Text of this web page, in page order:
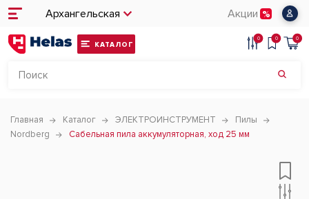
Архангельская Акции
КАТАЛОГ
0 0 0
Главная Каталог ЭЛЕКТРОИНСТРУМЕНТ
Пилы
Nordberg
Сабельная пила аккумуляторная, ход 25 мм